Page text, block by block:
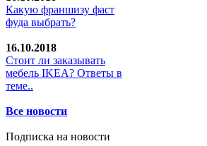
Какую франшизу фаст
фуда выбрать?
16.10.2018
Стoит ли заказывать
мебель IKEA? Ответы в
теме..
Все новости
Подписка на новости